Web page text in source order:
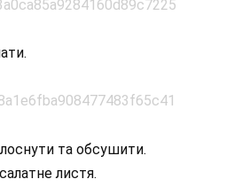
та обсушити.
листя.